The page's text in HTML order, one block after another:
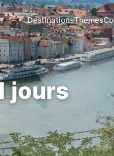
DestinationsThèmes
jours